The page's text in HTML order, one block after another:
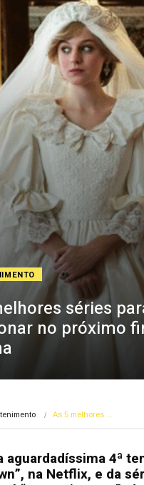
séries
no próximo
As 5 melhores…
aguardadíssima 4ª
na Netflix, e da